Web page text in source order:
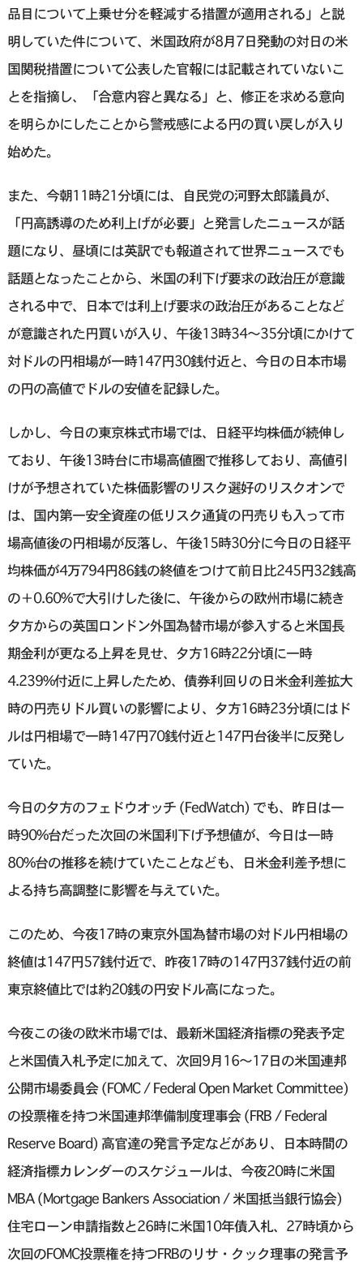
品目について上乗せ分を軽減する措置が適用される」と説
明していた件について、米国政府が8月7日発動の対日の米
国関税措置について公表した官報には記載されていないこ
とを指摘し、「合意内容と異なる」と、修正を求める意向
を明らかにしたことから警戒感による円の買い戻しが入り
始めた。
また、今朝11時21分頃には、自民党の河野太郎議員が、
「円高誘導のため利上げが必要」と発言したニュースが話
題になり、昼頃には英訳でも報道されて世界ニュースでも
話題となったことから、米国の利下げ要求の政治圧が意識
される中で、日本では利上げ要求の政治圧があることなど
が意識された円買いが入り、午後13時34〜35分頃にかけて
対ドルの円相場が一時147円30銭付近と、今日の日本市場
の円の高値でドルの安値を記録した。
しかし、今日の東京株式市場では、日経平均株価が続伸し
ており、午後13時台に市場高値圏で推移しており、高値引
けが予想されていた株価影響のリスク選好のリスクオンで
は、国内第一安全資産の低リスク通貨の円売りも入って市
場高値後の円相場が反落し、午後15時30分に今日の日経平
均株価が4万794円86銭の終値をつけて前日比245円32銭高
の＋0.60%で大引けした後に、午後からの欧州市場に続き
夕方からの英国ロンドン外国為替市場が参入すると米国長
期金利が更なる上昇を見せ、夕方16時22分頃に一時
4.239%付近に上昇したため、債券利回りの日米金利差拡大
時の円売りドル買いの影響により、夕方16時23分頃にはド
ルは円相場で一時147円70銭付近と147円台後半に反発し
ていた。
今日の夕方のフェドウオッチ (FedWatch) でも、昨日は一
時90%台だった次回の米国利下げ予想値が、今日は一時
80%台の推移を続けていたことなども、日米金利差予想に
よる持ち高調整に影響を与えていた。
このため、今夜17時の東京外国為替市場の対ドル円相場の
終値は147円57銭付近で、昨夜17時の147円37銭付近の前
東京終値比では約20銭の円安ドル高になった。
今夜この後の欧米市場では、最新米国経済指標の発表予定
と米国債入札予定に加えて、次回9月16〜17日の米国連邦
公開市場委員会 (FOMC / Federal Open Market Committee)
の投票権を持つ米国連邦準備制度理事会 (FRB / Federal
Reserve Board) 高官達の発言予定などがあり、日本時間の
経済指標カレンダーのスケジュールは、今夜20時に米国
MBA (Mortgage Bankers Association / 米国抵当銀行協会)
住宅ローン申請指数と26時に米国10年債入札、27時頃から
次回のFOMC投票権を持つFRBのリサ・クック理事の発言予